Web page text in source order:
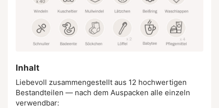
Inhalt
Liebevoll zusammengestellt aus 12 hochwertigen
Bestandteilen — nach dem Auspacken alle einzeln
verwendbar: